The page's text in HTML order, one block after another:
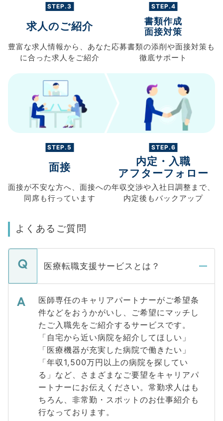
STEP.3
求人のご紹介
豊富な求人情報から、 あなた
に合った求人を ご紹介
STEP.4
書類作成
面接対策
応募書類の添削や面接対策も
徹底サポート
STEP.5
面接
面接が不安な方へ、 面接への
同席も行っています
STEP.6
内定・入職
アフターフォロー
年収交渉や入社日調整まで、
内定後もバックアップ
よくあるご質問
医療転職支援サービスとは？
医師専任のキャリアパートナーがご希望条
件などをおうかがいし、ご希望にマッチし
たご入職先をご紹介するサービスです。
「自宅から近い病院を紹介してほしい」
「医療機器が充実した病院で働きたい」
「年収1,500万円以上の病院を探してい
る」など、さまざまなご要望をキャリアパ
ートナーにお伝えください。常勤求人はも
ちろん、非常勤・スポットのお仕事紹介も
行なっております。